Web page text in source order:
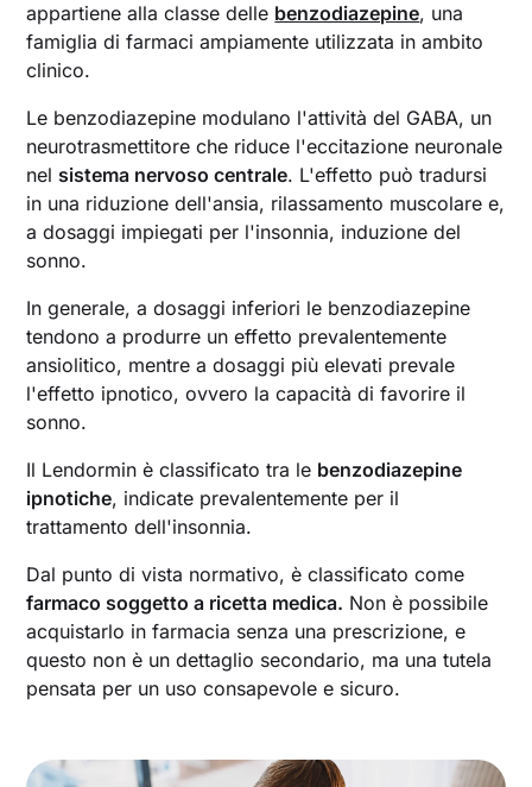
appartiene alla classe delle benzodiazepine, una
famiglia di farmaci ampiamente utilizzata in ambito
clinico.
Le benzodiazepine modulano l'attività del GABA, un
neurotrasmettitore che riduce l'eccitazione neuronale
nel sistema nervoso centrale. L'effetto può tradursi
in una riduzione dell'ansia, rilassamento muscolare e,
a dosaggi impiegati per l'insonnia, induzione del
sonno.
In generale, a dosaggi inferiori le benzodiazepine
tendono a produrre un effetto prevalentemente
ansiolitico, mentre a dosaggi più elevati prevale
l'effetto ipnotico, ovvero la capacità di favorire il
sonno.
Il Lendormin è classificato tra le benzodiazepine
ipnotiche, indicate prevalentemente per il
trattamento dell'insonnia.
Dal punto di vista normativo, è classificato come
farmaco soggetto a ricetta medica. Non è possibile
acquistarlo in farmacia senza una prescrizione, e
questo non è un dettaglio secondario, ma una tutela
pensata per un uso consapevole e sicuro.